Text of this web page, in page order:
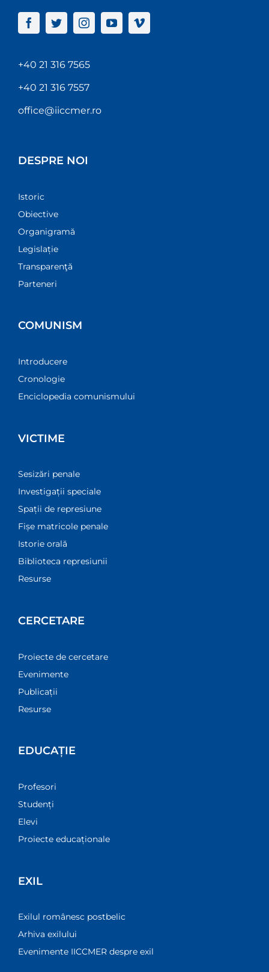
+40 21 316 7565
+40 21 316 7557
office@iiccmer.ro
DESPRE NOI
Istoric
Obiective
Organigramă
Legislație
Transparenţă
Parteneri
COMUNISM
Introducere
Cronologie
Enciclopedia comunismului
VICTIME
Sesizări penale
Investigații speciale
Spații de represiune
Fișe matricole penale
Istorie orală
Biblioteca represiunii
Resurse
CERCETARE
Proiecte de cercetare
Evenimente
Publicații
Resurse
EDUCAȚIE
Profesori
Studenți
Elevi
Proiecte educaționale
EXIL
Exilul românesc postbelic
Arhiva exilului
Evenimente IICCMER despre exil